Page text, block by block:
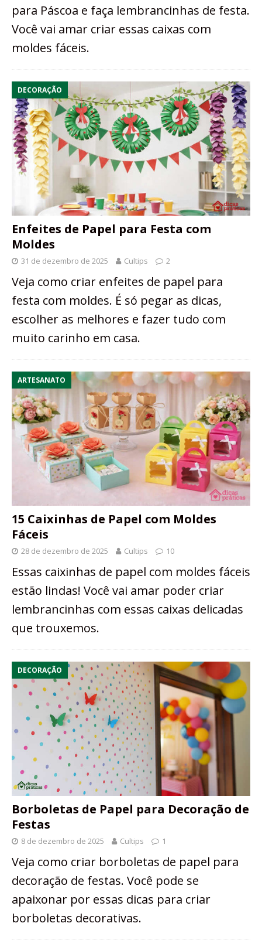
para Páscoa e faça lembrancinhas de festa.
Você vai amar criar essas caixas com
moldes fáceis.
DECORAÇÃO
Enfeites de Papel para Festa com
Moldes
31 de dezembro de 2025 Cultips 2
Veja como criar enfeites de papel para
festa com moldes. É só pegar as dicas,
escolher as melhores e fazer tudo com
muito carinho em casa.
ARTESANATO
15 Caixinhas de Papel com Moldes
Fáceis
28 de dezembro de 2025 Cultips 10
Essas caixinhas de papel com moldes fáceis
estão lindas! Você vai amar poder criar
lembrancinhas com essas caixas delicadas
que trouxemos.
DECORAÇÃO
Borboletas de Papel para Decoração de
Festas
8 de dezembro de 2025 Cultips 1
Veja como criar borboletas de papel para
decoração de festas. Você pode se
apaixonar por essas dicas para criar
borboletas decorativas.